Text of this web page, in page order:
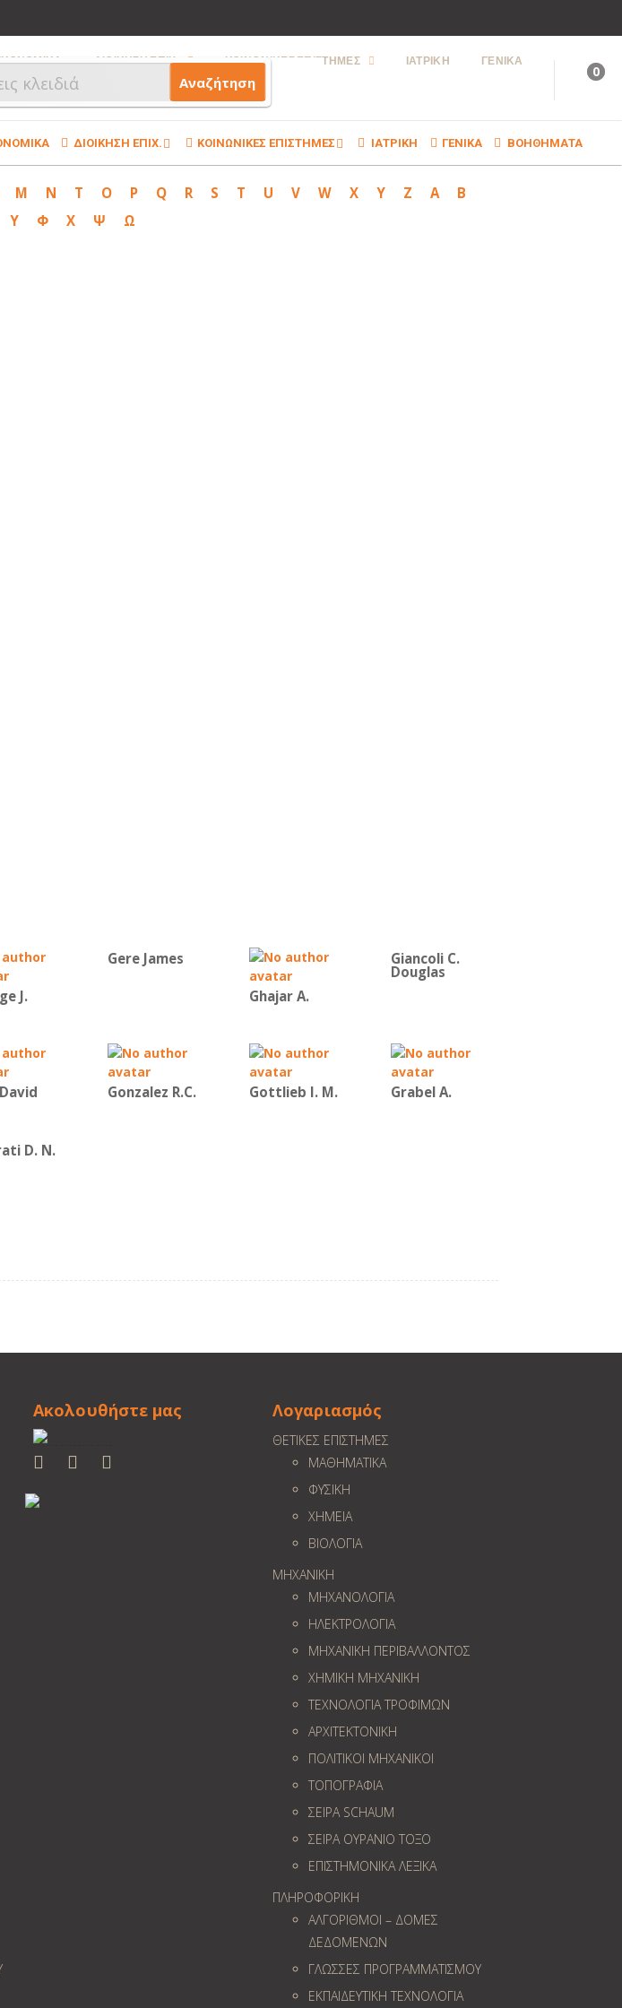
ΔΙΟΙΚΗΣΗ ΕΠΙΧ. ΚΟΙΝΩΝΙΚΕΣ ΕΠΙΣΤΗΜΕΣ ΙΑΤΡΙΚΗ ΓΕΝΙΚΑ
Αναζήτηση
0
ΔΙΟΙΚΗΣΗ ΕΠΙΧ. ΚΟΙΝΩΝΙΚΕΣ ΕΠΙΣΤΗΜΕΣ ΙΑΤΡΙΚΗ ΓΕΝΙΚΑ ΒΟΗΘΗΜΑΤΑ
M N T O P Q R S T U V W X Y Z Α
Β
Υ Φ Χ Ψ Ω
J.
Gere James
Ghajar A.
Giancoli C.
Douglas
Gonzalez R.C. Gottlieb I. M. Grabel A.
D. N.
Ακολουθήστε μας Λογαριασμός
ΘΕΤΙΚΕΣ ΕΠΙΣΤΗΜΕΣ
ΜΑΘΗΜΑΤΙΚΑ
ΦΥΣΙΚΗ
ΧΗΜΕΙΑ
ΒΙΟΛΟΓΙΑ
ΜΗΧΑΝΙΚΗ
ΜΗΧΑΝΟΛΟΓΙΑ
ΗΛΕΚΤΡΟΛΟΓΙΑ
ΜΗΧΑΝΙΚΗ ΠΕΡΙΒΑΛΛΟΝΤΟΣ
ΧΗΜΙΚΗ ΜΗΧΑΝΙΚΗ
ΤΕΧΝΟΛΟΓΙΑ ΤΡΟΦΙΜΩΝ
ΑΡΧΙΤΕΚΤΟΝΙΚΗ
ΠΟΛΙΤΙΚΟΙ ΜΗΧΑΝΙΚΟΙ
ΤΟΠΟΓΡΑΦΙΑ
ΣΕΙΡΑ SCHAUM
ΣΕΙΡΑ ΟΥΡΑΝΙΟ ΤΟΞΟ
ΕΠΙΣΤΗΜΟΝΙΚΑ ΛΕΞΙΚΑ
ΠΛΗΡΟΦΟΡΙΚΗ
ΑΛΓΟΡΙΘΜΟΙ – ΔΟΜΕΣ
ΔΕΔΟΜΕΝΩΝ
ΓΛΩΣΣΕΣ ΠΡΟΓΡΑΜΜΑΤΙΣΜΟΥ
ΕΚΠΑΙΔΕΥΤΙΚΗ ΤΕΧΝΟΛΟΓΙΑ